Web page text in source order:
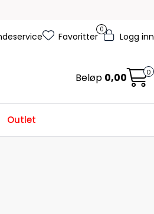
0
Favoritter Logg inn
Beløp 0,00 0
Outlet